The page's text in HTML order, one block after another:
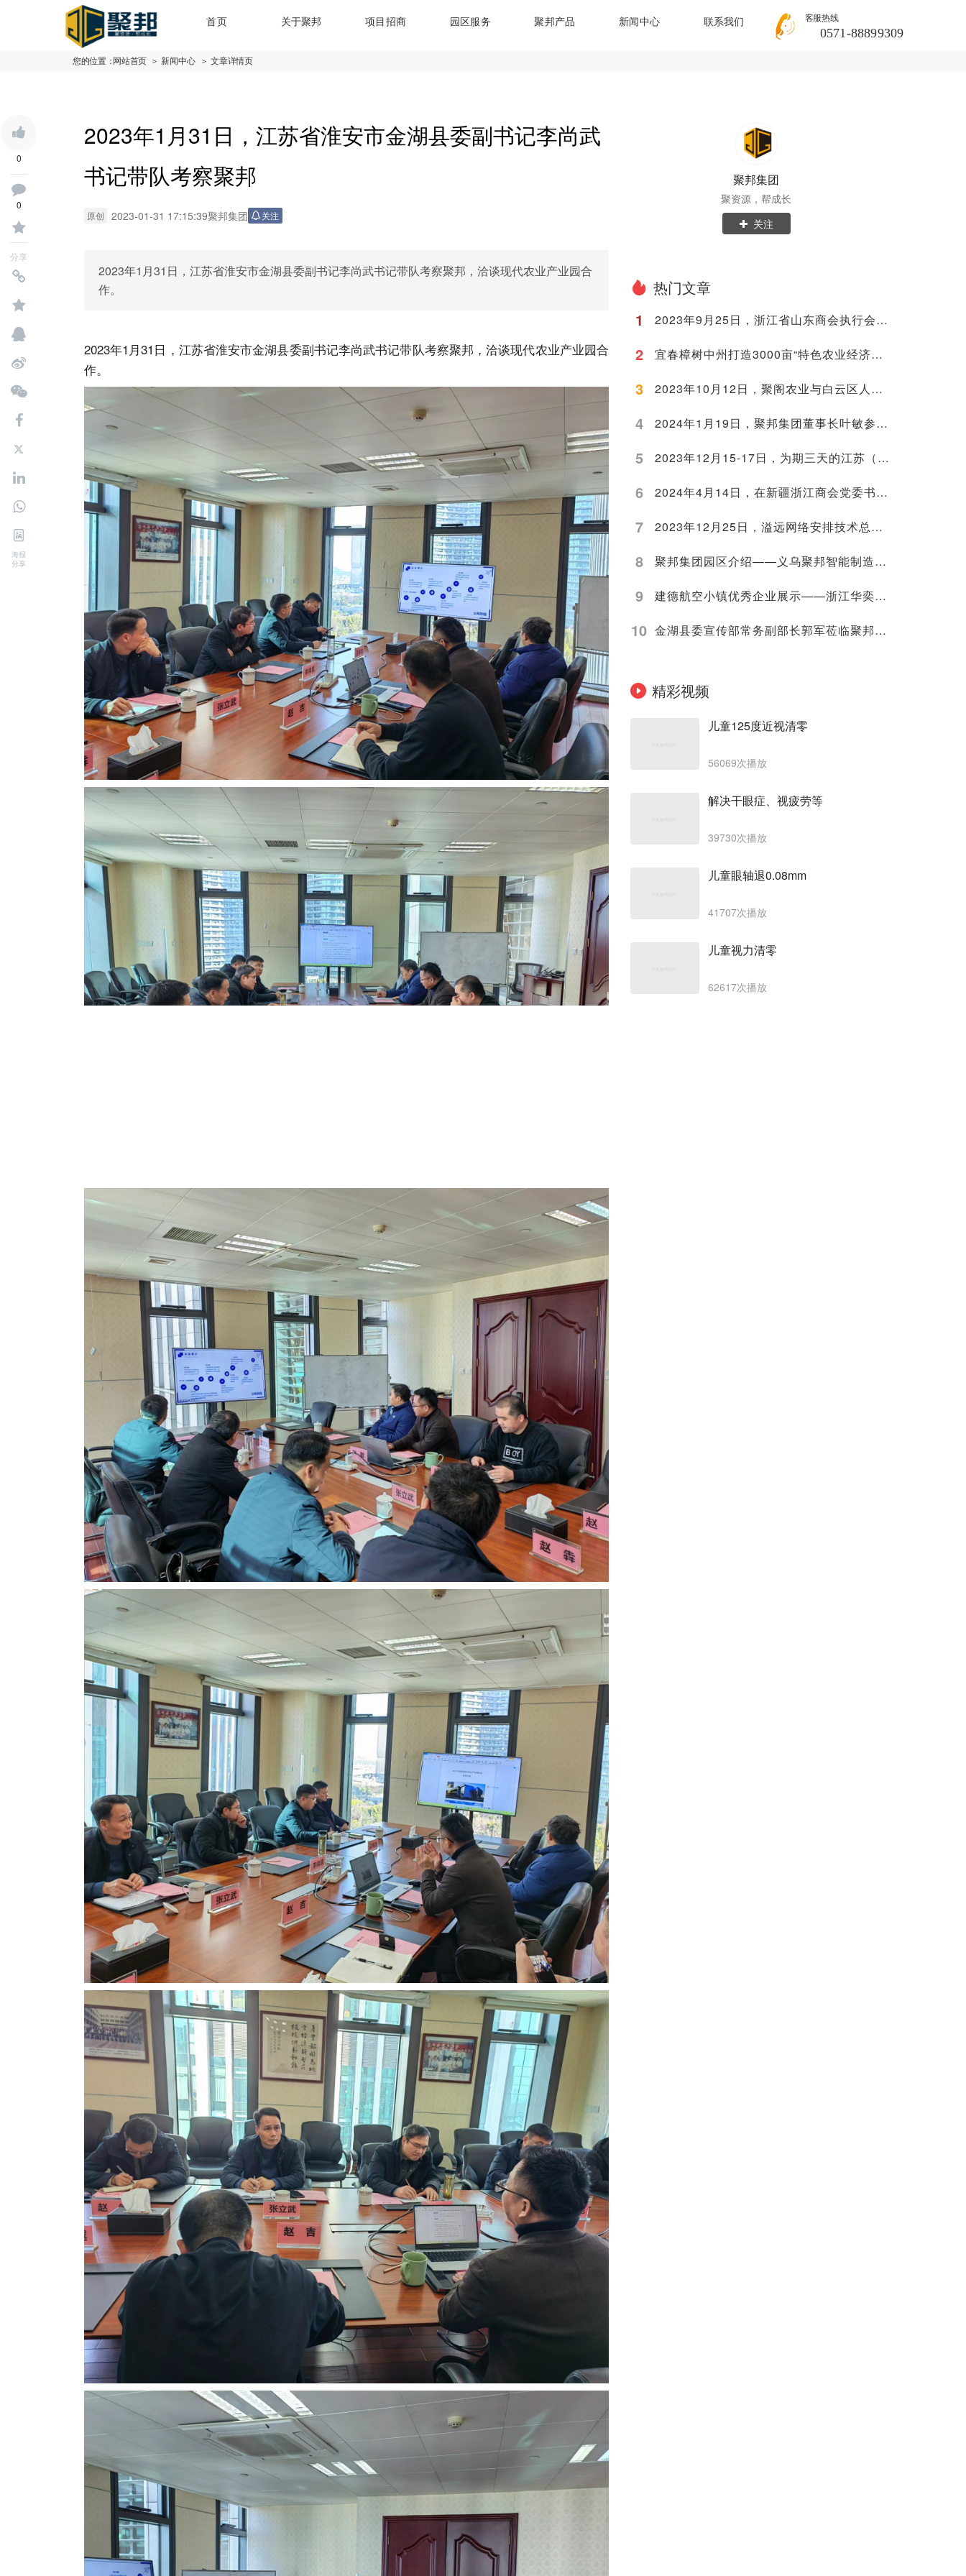
首页 关于聚邦 项目招商 园区服务 聚邦产品 新闻中心 联系我们
0571-88899309
客服热线
您的位置：网站首页 ＞ 新闻中心 ＞ 文章详情页
0
0
分享
海报
分享
2023年1月31日，江苏省淮安市金湖县委副书记李尚武
书记带队考察聚邦
原创 2023-01-31 17:15:39聚邦集团 关注
2023年1月31日，江苏省淮安市金湖县委副书记李尚武书记带队考察聚邦，洽谈现代农业产业园合
作。
2023年1月31日，江苏省淮安市金湖县委副书记李尚武书记带队考察聚邦，洽谈现代农业产业园合
作。
聚邦集团
聚资源，帮成长
关注
热门文章
1
2023年9月25日，浙江省山东商会执行会长兼秘书长范海亮率队考察聚邦集团
2 宜春樟树中州打造3000亩“特色农业经济种植带” 做好乡村振兴示范
3 2023年10月12日，聚阁农业与白云区人民政府签约
4 2024年1月19日，聚邦集团董事长叶敏参加浙江省服务业联合会二届三次理事会
5 2023年12月15-17日，为期三天的江苏（苏州）教育装备展园满结束
6 2024年4月14日，在新疆浙江商会党委书记曹海华陪同下，乌鲁木齐米东区委副书记、常务副区长粱震一行莅临聚邦集团考察
7 2023年12月25日，溢远网络安排技术总监段利勇率队参加童视界儿童近视防控智能设备招商培训会
8 聚邦集团园区介绍——义乌聚邦智能制造产业园
9 建德航空小镇优秀企业展示——浙江华奕航空科技有限公司
10 金湖县委宣传部常务副部长郭军莅临聚邦集团考察调研
精彩视频
儿童125度近视清零
56069次播放
解决干眼症、视疲劳等
39730次播放
儿童眼轴退0.08mm
41707次播放
儿童视力清零
62617次播放